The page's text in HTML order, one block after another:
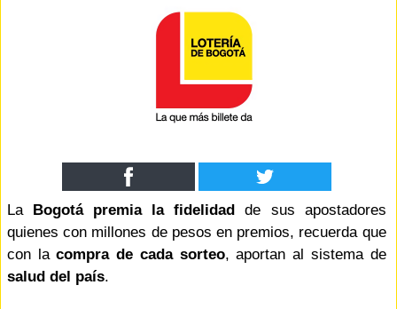
La Bogotá premia la fidelidad de sus apostadores
quienes con millones de pesos en premios, recuerda que
con lacompra de cada sorteo, aportan al sistema de
salud del país.